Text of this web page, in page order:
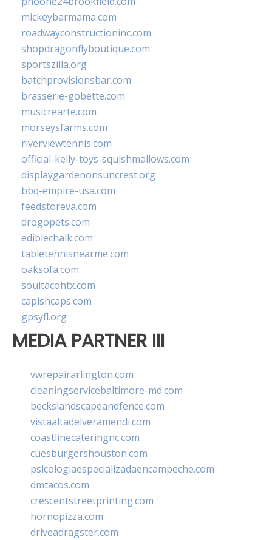
mickeybarmama.com
roadwayconstructioninc.com
shopdragonflyboutique.com
sportszilla.org
batchprovisionsbar.com
brasserie-gobette.com
musicrearte.com
morseysfarms.com
riverviewtennis.com
official-kelly-toys-squishmallows.com
displaygardenonsuncrest.org
bbq-empire-usa.com
feedstoreva.com
drogopets.com
ediblechalk.com
tabletennisnearme.com
oaksofa.com
soultacohtx.com
capishcaps.com
gpsyfl.org
MEDIA PARTNER III
vwrepairarlington.com
cleaningservicebaltimore-md.com
beckslandscapeandfence.com
vistaaltadelveramendi.com
coastlinecateringnc.com
cuesburgershouston.com
psicologiaespecializadaencampeche.com
dmtacos.com
crescentstreetprinting.com
hornopizza.com
driveadragster.com